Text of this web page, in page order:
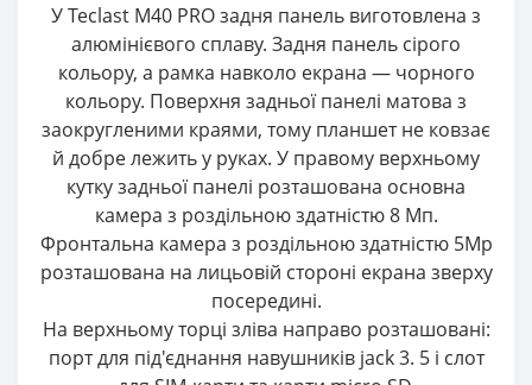
У Teclast M40 PRO задня панель виготовлена з
алюмінієвого сплаву. Задня панель сірого
кольору, а рамка навколо екрана — чорного
кольору. Поверхня задньої панелі матова з
заокругленими краями, тому планшет не ковзає
й добре лежить у руках. У правому верхньому
кутку задньої панелі розташована основна
камера з роздільною здатністю 8 Мп.
Фронтальна камера з роздільною здатністю 5Mp
розташована на лицьовій стороні екрана зверху
посередині.
На верхньому торці зліва направо розташовані:
порт для під'єднання навушників jack 3. 5 і слот